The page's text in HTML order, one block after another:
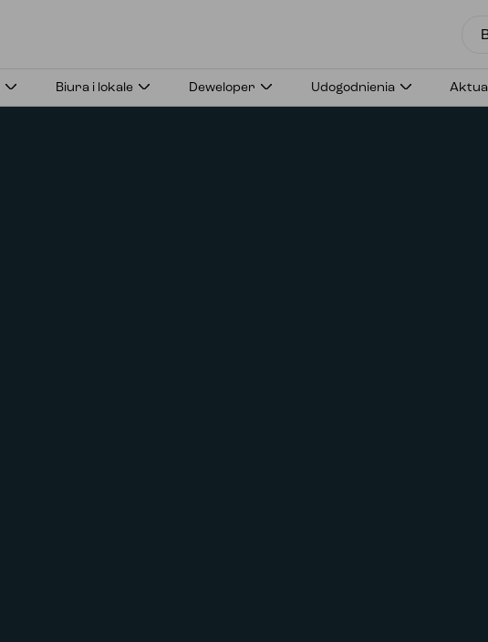
Biura i lokale Deweloper Udogodnienia
Topowa